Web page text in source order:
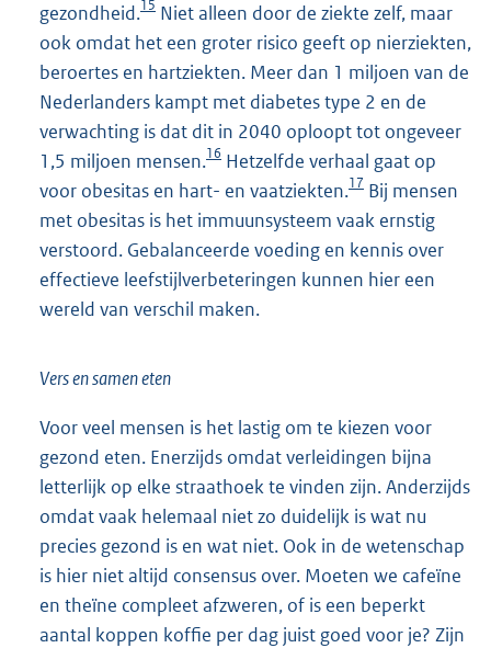
gezondheid.15 Niet alleen door de ziekte zelf, maar
ook omdat het een groter risico geeft op nierziekten,
beroertes en hartziekten. Meer dan 1 miljoen van de
Nederlanders kampt met diabetes type 2 en de
verwachting is dat dit in 2040 oploopt tot ongeveer
1,5 miljoen mensen.16 Hetzelfde verhaal gaat op
voor obesitas en hart- en vaatziekten.17 Bij mensen
met obesitas is het immuunsysteem vaak ernstig
verstoord. Gebalanceerde voeding en kennis over
effectieve leefstijlverbeteringen kunnen hier een
wereld van verschil maken.
Vers en samen eten
Voor veel mensen is het lastig om te kiezen voor
gezond eten. Enerzijds omdat verleidingen bijna
letterlijk op elke straathoek te vinden zijn. Anderzijds
omdat vaak helemaal niet zo duidelijk is wat nu
precies gezond is en wat niet. Ook in de wetenschap
is hier niet altijd consensus over. Moeten we cafeïne
en theïne compleet afzweren, of is een beperkt
aantal koppen koffie per dag juist goed voor je? Zijn